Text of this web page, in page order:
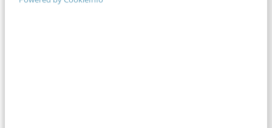
zijn afschuwelijke oorlogen ontketend, nieuwe